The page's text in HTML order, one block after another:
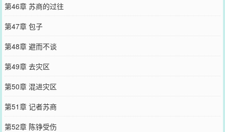
第46章 苏商的过往
第47章 包子
第48章 避而不谈
第49章 去灾区
第50章 混进灾区
第51章 记者苏商
第52章 陈铮受伤